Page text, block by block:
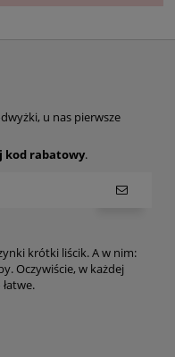
u nas pierwsze
kod rabatowy.
krótki liścik. A w nim:
Oczywiście, w każdej
łatwe.